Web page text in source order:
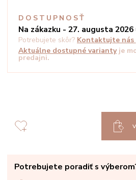
DOSTUPNOSŤ
Na zákazku - 27. augusta 2026
Potrebujete skôr? Kontaktujte nás
Aktuálne dostupné varianty je
predajni.
Potrebujete poradiť s